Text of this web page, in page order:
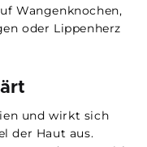
Wangenknochen,
oder Lippenherz
und wirkt sich
der Haut aus.